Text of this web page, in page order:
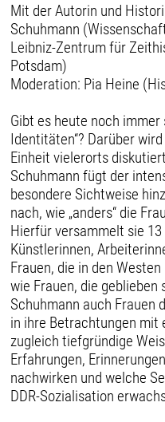
Mit der Autorin und
Schuhmann
Leibniz-Zentrum für
Potsdam)
Moderation: Pia Heine
Gibt es heute noch immer
Identitäten“? Darüber
Einheit vielerorts
Schuhmann fügt der
besondere Sichtweise
nach, wie „anders“ die
Hierfür versammelt sie
Künstlerinnen,
Frauen, die in den
wie Frauen, die
Schuhmann auch Frauen
in ihre Betrachtungen mit
zugleich tiefgründige
Erfahrungen,
nachwirken und welche
DDR-Sozialisation